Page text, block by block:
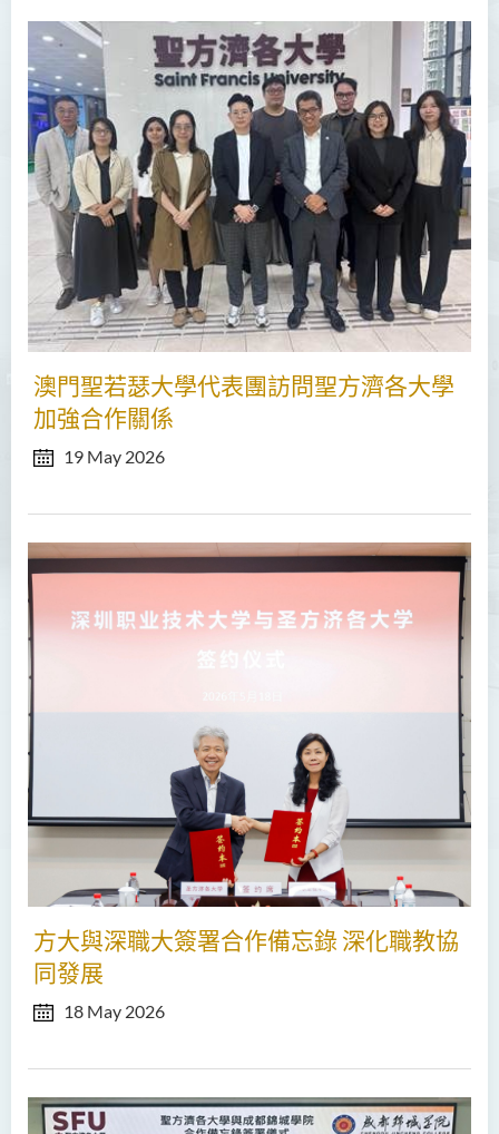
澳門聖若瑟大學代表團訪問聖方濟各大學
加強合作關係
19 May 2026
方大與深職大簽署合作備忘錄 深化職教協
同發展
18 May 2026